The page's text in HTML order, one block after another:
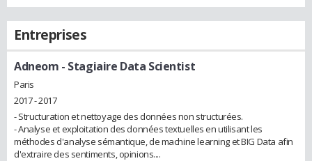
Entreprises
Adneom - Stagiaire Data Scientist
Paris
2017 - 2017
- Structuration et nettoyage des données non structurées.
- Analyse et exploitation des données textuelles en utilisant les
méthodes d'analyse sémantique, de machine learning et BIG Data afin
d'extraire des sentiments, opinions....